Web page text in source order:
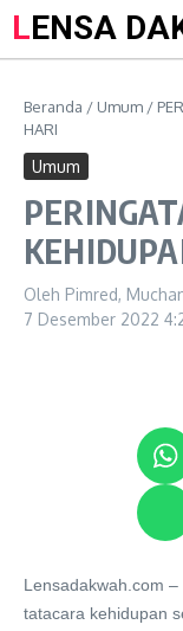
LENSA
Beranda / Umum /
HARI
Umum
Oleh Pimred,
7 Desember 2022
Lensadakwah.com
tatacara kehidupan